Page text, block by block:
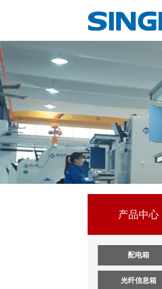
产品中心
配电箱
光纤信息箱